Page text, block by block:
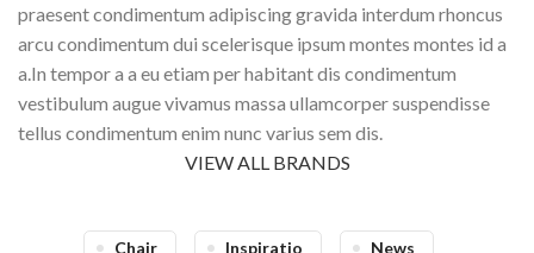
praesent condimentum adipiscing gravida interdum rhoncus
arcu condimentum dui scelerisque ipsum montes montes id a
a.In tempor a a eu etiam per habitant dis condimentum
vestibulum augue vivamus massa ullamcorper suspendisse
tellus condimentum enim nunc varius sem dis.
VIEW ALL BRANDS
Chair Inspiratio News